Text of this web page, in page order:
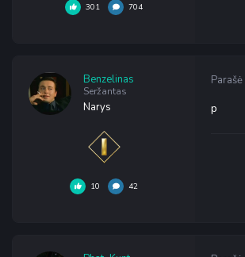
301 704
Benzelinas
Seržantas
Narys
10 42
Parašė
p